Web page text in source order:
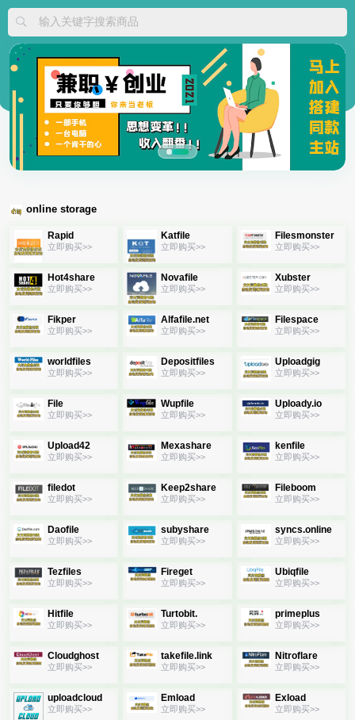
输入关键字搜索商品
online storage
Rapid
立即购买>>
Katfile
立即购买>>
Filesmonster
立即购买>>
Hot4share
立即购买>>
Novafile
立即购买>>
Xubster
立即购买>>
Fikper
立即购买>>
Alfafile.net
立即购买>>
Filespace
立即购买>>
worldfiles
立即购买>>
Depositfiles
立即购买>>
Uploadgig
立即购买>>
File
立即购买>>
Wupfile
立即购买>>
Uploady.io
立即购买>>
Upload42
立即购买>>
Mexashare
立即购买>>
kenfile
立即购买>>
filedot
立即购买>>
Keep2share
立即购买>>
Fileboom
立即购买>>
Daofile
立即购买>>
subyshare
立即购买>>
syncs.online
立即购买>>
Tezfiles
立即购买>>
Fireget
立即购买>>
Ubiqfile
立即购买>>
Hitfile
立即购买>>
Turtobit.
立即购买>>
primeplus
立即购买>>
Cloudghost
立即购买>>
takefile.link
立即购买>>
Nitroflare
立即购买>>
uploadcloud
立即购买>>
Emload
立即购买>>
Exload
立即购买>>